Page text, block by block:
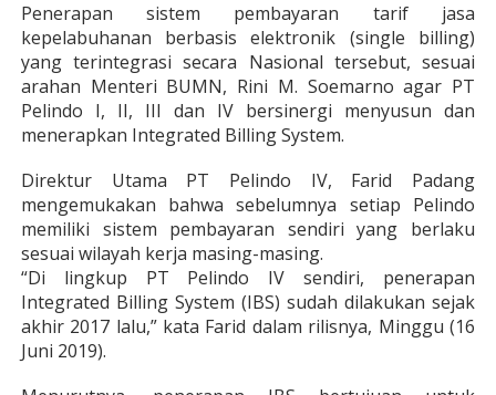
Penerapan sistem pembayaran tarif jasa
kepelabuhanan berbasis elektronik (single billing)
yang terintegrasi secara Nasional tersebut, sesuai
arahan Menteri BUMN, Rini M. Soemarno agar PT
Pelindo I, II, III dan IV bersinergi menyusun dan
menerapkan Integrated Billing System.
Direktur Utama PT Pelindo IV, Farid Padang
mengemukakan bahwa sebelumnya setiap Pelindo
memiliki sistem pembayaran sendiri yang berlaku
sesuai wilayah kerja masing-masing.
“Di lingkup PT Pelindo IV sendiri, penerapan
Integrated Billing System (IBS) sudah dilakukan sejak
akhir 2017 lalu,” kata Farid dalam rilisnya, Minggu (16
Juni 2019).